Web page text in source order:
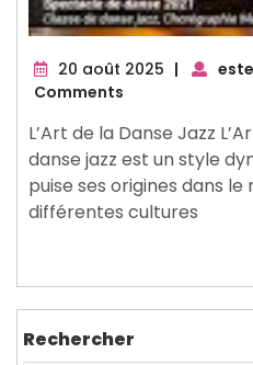
20 août 2025 20
|
Comments
L’Art de la Danse Jazz
danse jazz est un style
puise ses origines dans
différentes cultures
Rechercher